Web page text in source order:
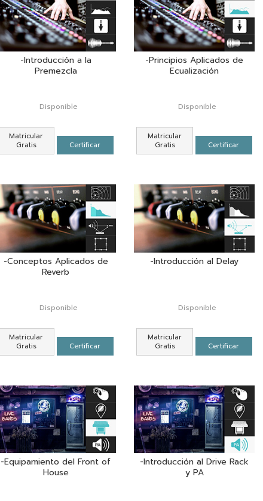
-Introducción a la
Premezcla
Disponible
Matricular
Gratis
Certificar
-Principios Aplicados de
Ecualización
Disponible
Matricular
Gratis
Certificar
-Conceptos Aplicados de
Reverb
Disponible
Matricular
Gratis
Certificar
-Introducción al Delay
Disponible
Matricular
Gratis
Certificar
-Equipamiento del Front of
House
-Introducción al Drive Rack
y PA